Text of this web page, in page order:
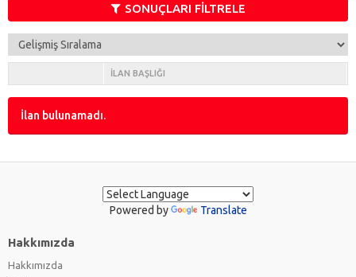
SONUÇLARI FİLTRELE
İLAN BAŞLIĞI
İlan bulunamadı.
Powered by Translate
Hakkımızda
Hakkımızda